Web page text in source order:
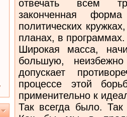
отвечать всем
законченная
политических
планах, в программах.
Широкая масса,
большую,
допускает
процессе этой
применительно к
Так всегда было.